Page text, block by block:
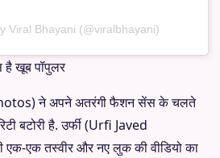
Viral Bhayani (@viralbhayani)
है खूब पॉपुलर
ने अपने अतरंगी फैशन सेंस के चलते
बटोरी है. उर्फी (Urfi Javed
एक तस्वीर और नए लुक की वीडियो का